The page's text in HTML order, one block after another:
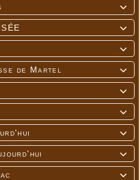




de Martel




